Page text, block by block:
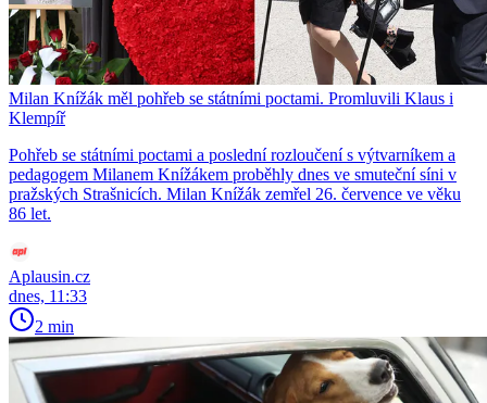
Milan Knížák měl pohřeb se státními poctami. Promluvili Klaus i
Klempíř
Pohřeb se státními poctami a poslední rozloučení s výtvarníkem a
pedagogem Milanem Knížákem proběhly dnes ve smuteční síni v
pražských Strašnicích. Milan Knížák zemřel 26. července ve věku
86 let.
Aplausin.cz
dnes, 11:33
2 min